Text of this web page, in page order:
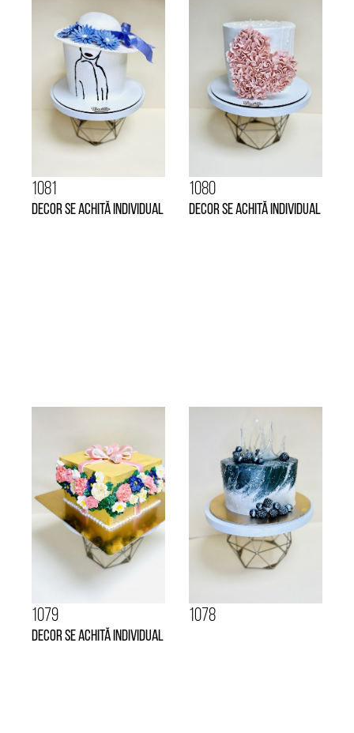
1081
Decor se achită individual
1080
Decor se achită individual
1079
Decor se achită individual
1078